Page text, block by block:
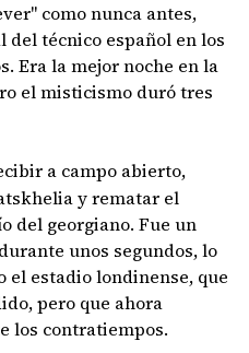
como nunca antes,
técnico español en los
Era la mejor noche en la
el misticismo duró tres
a campo abierto,
y rematar el
del georgiano. Fue un
unos segundos, lo
el estadio londinense, que
pero que ahora
los contratiempos.